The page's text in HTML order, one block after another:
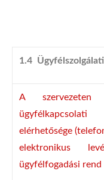
1.4
A szervezeten
elérhetősége
elektronikus
ügyfélfogadási rend